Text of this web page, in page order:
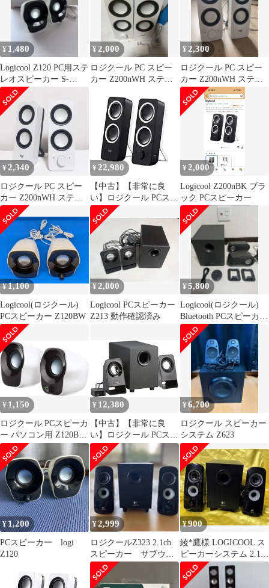
2メーカー
PC スピーカー
¥ 1,480
Logicool Z120 PC用ステ
レオスピーカー S-
00109
¥ 2,000
ロジクール PC スピー
カー Z200nWH ステレ
¥ 2,300
ロジクール PC スピー
カー Z200nWH ステレ
オ ホワイト
¥2,340
ロジクール PC スピー
カー Z200nWH ステレ
オ ホワイト 3.5mm
¥ 22,980
【中古】【非常に良
い】ロジクール PCスピ
ーカー Z200nBK スピー
カー ステレオ ブラック
3.5mm入力 PC iPhone
Android Z200n 国内正規
¥ 2,000
Logicool Z200nBK ブラ
ック PCスピーカー
¥1,100
Logicool(ロジクール)
PCスピーカー Z120BW
¥ 2,000
Logicool PCスピーカー
Z213 動作確認済み
¥5,800
Logicool(ロジクール)
Bluetooth PCスピーカー
Z407
¥ 1,150
ロジクール PCスピーカ
ー パソコン用 Z120BW
ホワイト ステレオ
¥ 12,380
【中古】【非常に良
い】ロジクール PCスピ
ーカー パソコン用
Z213 ブラック ステレ
オ 2.1ch サブウーファ
ー付属 3.5mm入力対応
国内正規品 2年間メー
カー保証 d2ldlup
¥6,700
ロジクール スピーカー
システム Z623
¥1,200
PCスピーカー logi
Z120
¥2,999
ロジクールZ323 2.1ch
スピーカー サブウー
ファー付き
¥900
綾*鷹様 LOGICOOL ス
ピーカーシステム 2.1ch
PCスピーカー Z3